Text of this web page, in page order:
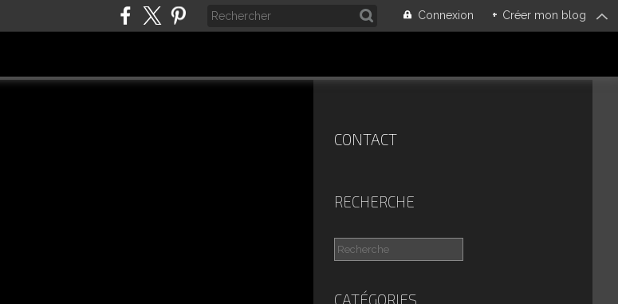
Connexion + Créer mon blog
CONTACT
RECHERCHE
CATÉGORIES